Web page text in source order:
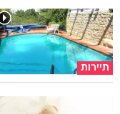
תיירות